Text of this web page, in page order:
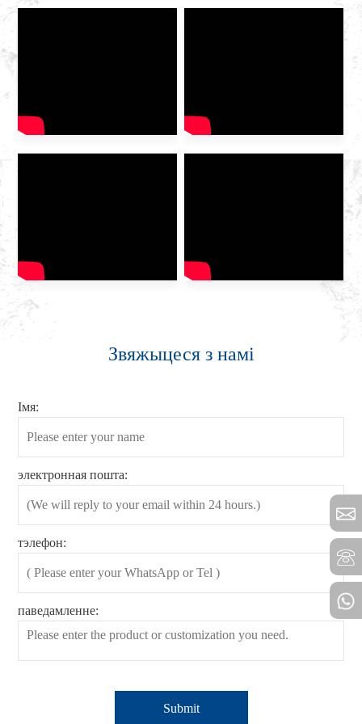
айчыннага пастаўшчыка
Звяжыцеся з намі
Імя:
электронная пошта:
тэлефон:
паведамленне: